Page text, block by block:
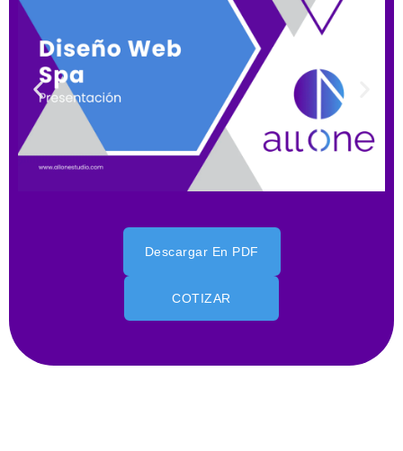
Descargar En PDF
COTIZAR